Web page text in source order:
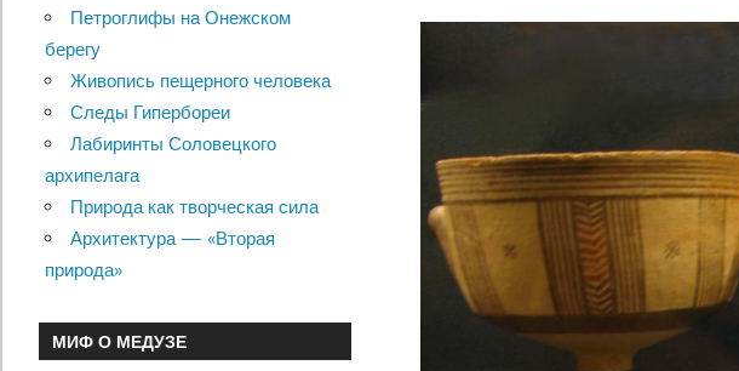
Петроглифы на Онежском
берегу
Живопись пещерного человека
Следы Гипербореи
Лабиринты Соловецкого
архипелага
Природа как творческая сила
Архитектура — «Вторая
природа»
МИФ О МЕДУЗЕ